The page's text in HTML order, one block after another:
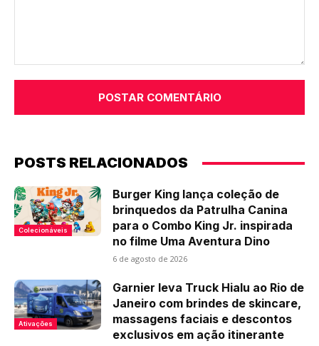
POSTS RELACIONADOS
Colecionáveis
Burger King lança coleção de
brinquedos da Patrulha Canina
para o Combo King Jr. inspirada
no filme Uma Aventura Dino
6 de agosto de 2026
Ativações
Garnier leva Truck Hialu ao Rio de
Janeiro com brindes de skincare,
massagens faciais e descontos
exclusivos em ação itinerante